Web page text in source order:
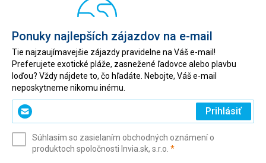
Ponuky najlepších zájazdov na e-mail
Tie najzaujímavejšie zájazdy pravidelne na Váš e-mail!
Preferujete exotické pláže, zasnežené ľadovce alebo plavbu
loďou? Vždy nájdete to, čo hľadáte. Nebojte, Váš e-mail
neposkytneme nikomu inému.
Zadajte
svoj
(povinné)
Prihlásiť
Súhlasím so zasielaním obchodných oznámení o
produktoch spoločnosti Invia.sk, s.r.o. *(povinné)